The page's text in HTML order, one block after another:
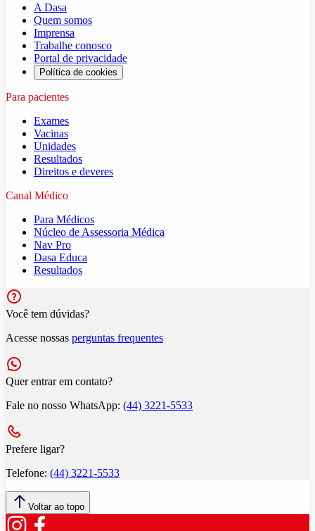
A Dasa
Quem somos
Imprensa
Trabalhe conosco
Portal de privacidade
Política de cookies
Para pacientes
Exames
Vacinas
Unidades
Resultados
Direitos e deveres
Canal Médico
Para Médicos
Núcleo de Assessoria Médica
Nav Pro
Dasa Educa
Resultados
Você tem dúvidas?
Acesse nossas perguntas frequentes
Quer entrar em contato?
Fale no nosso WhatsApp: (44) 3221-5533
Prefere ligar?
Telefone: (44) 3221-5533
Voltar ao topo